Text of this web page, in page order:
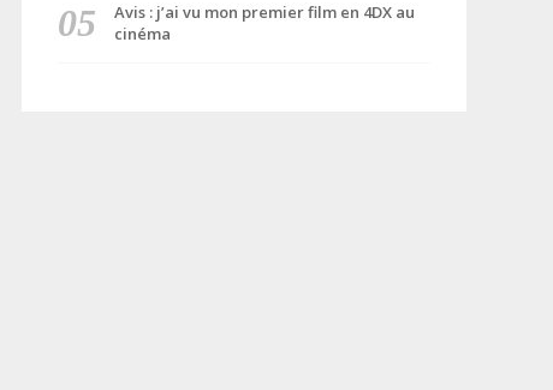
Avis : j’ai vu mon premier film en 4DX au
cinéma